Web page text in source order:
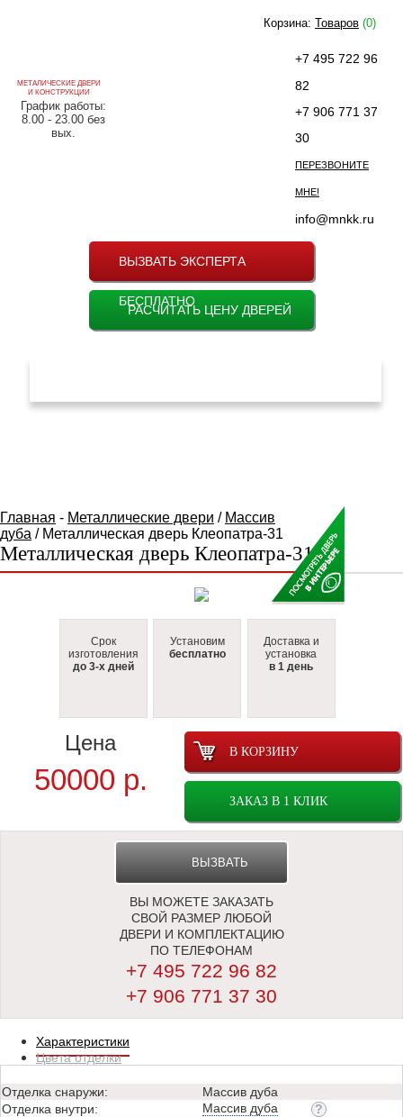
МЕТАЛИЧЕСКИЕ ДВЕРИ
И КОНСТРУКЦИИ
График работы:
8.00 - 23.00 без
вых.
+7 495 722 96
82
+7 906 771 37
30
ПЕРЕЗВОНИТЕ
МНЕ!
info@mnkk.ru
ВЫЗВАТЬ ЭКСПЕРТА
БЕСПЛАТНО
РАСЧИТАТЬ ЦЕНУ ДВЕРЕЙ
Корзина: Товаров (0)
Главная - Металлические двери / Массив
дуба / Металлическая дверь Клеопатра-31
Металлическая дверь Клеопатра-31
Срок
изготовления
до 3-х дней
Установим
бесплатно
Доставка и
установка
в 1 день
В КОРЗИНУ
ЗАКАЗ В 1 КЛИК
Цена
50000 р.
ВЫЗВАТЬ
ЗАМЕРЩИКА
ВЫ МОЖЕТЕ ЗАКАЗАТЬ
СВОЙ РАЗМЕР ЛЮБОЙ
ДВЕРИ И КОМПЛЕКТАЦИЮ
ПО ТЕЛЕФОНАМ
+7 495 722 96 82
+7 906 771 37 30
Характеристики
Цвета отделки
Отделка снаружи:
Массив дуба
Отделка внутри:
Массив дуба